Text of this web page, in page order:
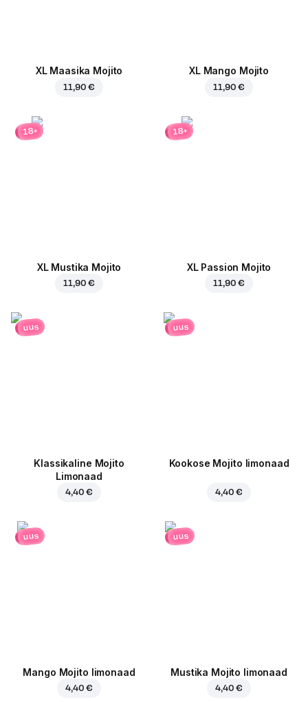
XL Maasika Mojito
11,90 €
XL Mango Mojito
11,90 €
18+
XL Mustika Mojito
11,90 €
18+
XL Passion Mojito
11,90 €
uus
Klassikaline Mojito
Limonaad
4,40 €
uus
Kookose Mojito limonaad
4,40 €
uus
Mango Mojito limonaad
4,40 €
uus
Mustika Mojito limonaad
4,40 €